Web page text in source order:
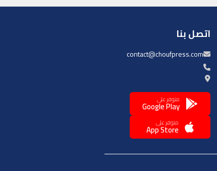
اتصل بنا
contact@choufpress.com
متوفر على
Google Play
متوفر على
App Store